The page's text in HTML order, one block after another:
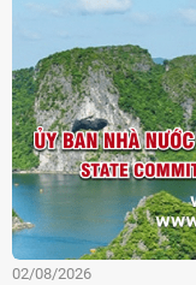
02/08/2026